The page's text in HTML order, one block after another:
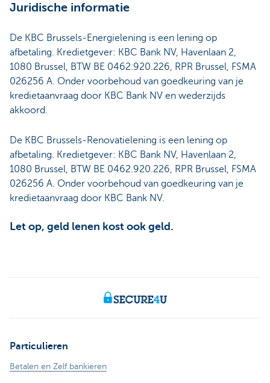
Juridische informatie
De KBC Brussels-Energielening is een lening op
afbetaling. Kredietgever: KBC Bank NV, Havenlaan 2,
1080 Brussel, BTW BE 0462.920.226, RPR Brussel, FSMA
026256 A. Onder voorbehoud van goedkeuring van je
kredietaanvraag door KBC Bank NV en wederzijds
akkoord.
De KBC Brussels-Renovatielening is een lening op
afbetaling. Kredietgever: KBC Bank NV, Havenlaan 2,
1080 Brussel, BTW BE 0462.920.226, RPR Brussel, FSMA
026256 A. Onder voorbehoud van goedkeuring van je
kredietaanvraag door KBC Bank NV.
Let op, geld lenen kost ook geld.
Particulieren
Betalen en Zelf bankieren